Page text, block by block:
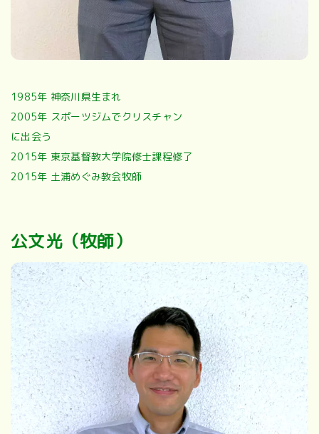
1985年 神奈川県生まれ
2005年 スポーツジムでクリスチャン
に出会う
2015年 東京基督教大学院修士課程修了
2015年 土浦めぐみ教会牧師
公文光（牧師）